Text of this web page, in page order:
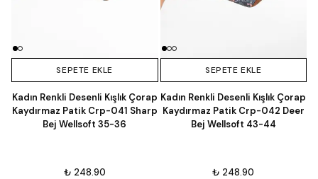
SEPETE EKLE
Kadın Renkli Desenli Kışlık Çorap
Kaydırmaz Patik Crp-041 Sharp
Bej Wellsoft 35-36
₺ 248.90
SEPETE EKLE
Kadın Renkli Desenli Kışlık Çorap
Kaydırmaz Patik Crp-042 Deer
Bej Wellsoft 43-44
₺ 248.90